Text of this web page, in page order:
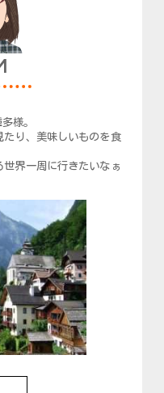
様。
たり、美味しいものを食
界一周に行きたいなぁ